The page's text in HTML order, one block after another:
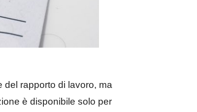
del rapporto di lavoro, ma
è disponibile solo per